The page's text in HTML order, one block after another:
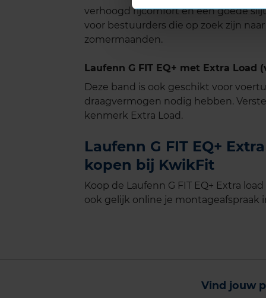
verhoogd rijcomfort en een goede
voor bestuurders die op zoek zijn
zomermaanden.
Laufenn G FIT EQ+ met Extra Load
Deze band is ook geschikt voor
draagvermogen nodig hebben.
kenmerk Extra Load.
Laufenn G FIT EQ+
kopen bij KwikFit
Koop de Laufenn G FIT EQ+ Extra
ook gelijk online je montageafspraak
Vind jouw